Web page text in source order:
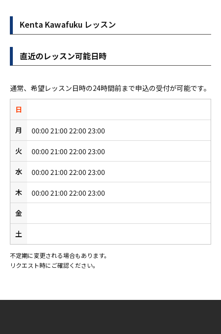
Kenta Kawafuku レッスン
直近のレッスン可能日時
通常、希望レッスン日時の24時間前まで申込の受付が可能です。
日
月 00:00 21:00 22:00 23:00
火 00:00 21:00 22:00 23:00
水 00:00 21:00 22:00 23:00
木 00:00 21:00 22:00 23:00
金
土
不定期に変更される場合もあります。
リクエスト時にご確認ください。